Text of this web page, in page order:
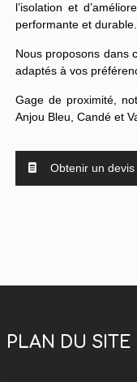
l’isolation et
performante et durable.
Nous proposons dans
adaptés à vos
Gage de proximité,
Anjou Bleu, Candé et
Obtenir un devis
PLAN DU SITE